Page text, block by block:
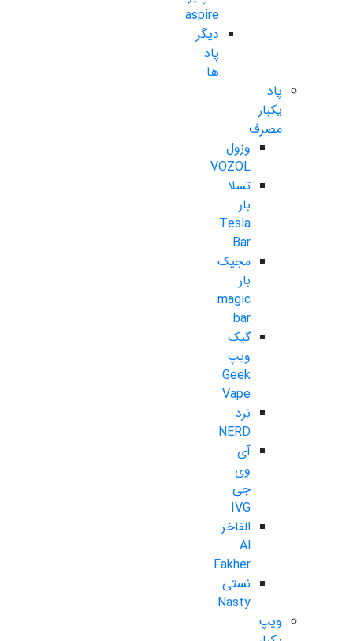
aspire
دیگر
پاد
ها
پاد
یکبار
مصرف
وزول
VOZOL
تسلا
بار
Tesla
Bar
مجیک
بار
magic
bar
گیک
ویپ
Geek
Vape
نِرد
NERD
آی
وی
جی
IVG
الفاخر
Al
Fakher
نستی
Nasty
ویپ